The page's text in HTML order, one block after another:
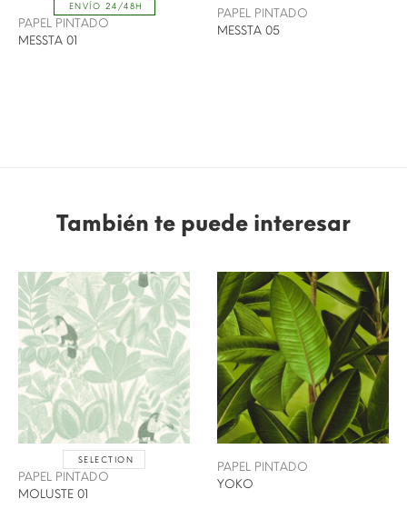
ENVÍO 24/48H
PAPEL PINTADO
MESSTA 01
PAPEL PINTADO
MESSTA 05
También te puede interesar
SELECTION
PAPEL PINTADO
MOLUSTE 01
PAPEL PINTADO
YOKO